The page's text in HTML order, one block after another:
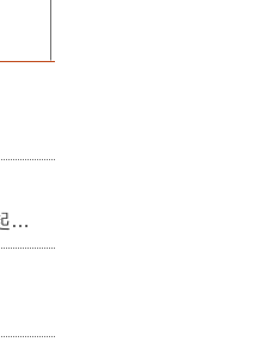
行政院核定西拉雅族為平埔原住民族群 盼望已久的重要時刻到來！8月13日起受理民族成員名冊登記